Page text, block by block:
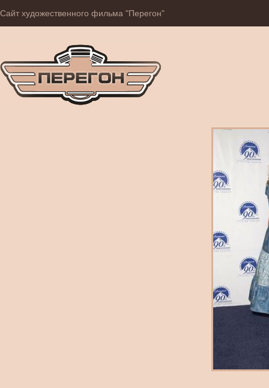
Сайт художественного фильма "Перегон"